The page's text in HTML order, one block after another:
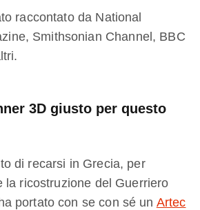
raccontato da National
Smithsonian Channel, BBC
3D giusto per questo
di recarsi in Grecia, per
la ricostruzione del Guerriero
portato con se con sé un Artec